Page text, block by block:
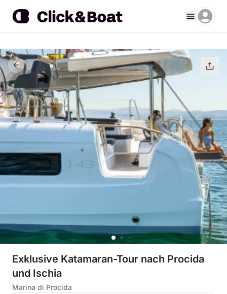
Exklusive Katamaran-Tour nach Procida
und Ischia
Marina di Procida